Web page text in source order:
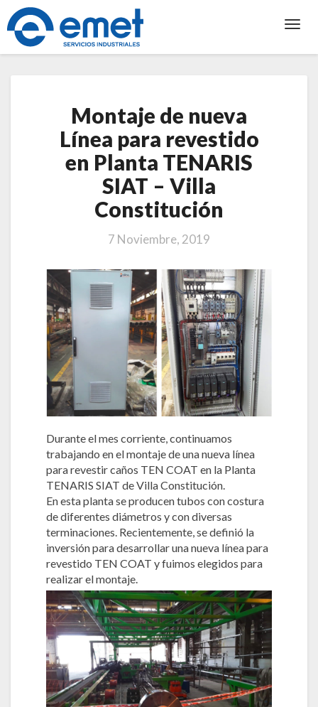
de
nueva
Línea
para
revestido
en
Planta
TENARIS
SIAT
Villa
Constitución
Montaje de nueva
Línea para revestido
en Planta TENARIS
SIAT – Villa
Constitución
7 Noviembre, 2019
Durante el mes corriente, continuamos
trabajando en el montaje de una nueva línea
para revestir caños TEN COAT en la Planta
TENARIS SIAT de Villa Constitución.
En esta planta se producen tubos con costura
de diferentes diámetros y con diversas
terminaciones. Recientemente, se definió la
inversión para desarrollar una nueva línea para
revestido TEN COAT y fuimos elegidos para
realizar el montaje.